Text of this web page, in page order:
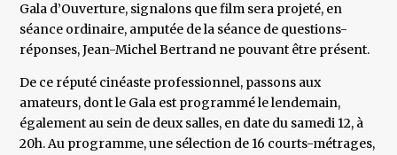
Gala d’Ouverture, signalons que film sera projeté, en
séance ordinaire, amputée de la séance de questions-
réponses, Jean-Michel Bertrand ne pouvant être présent.
De ce réputé cinéaste professionnel, passons aux
amateurs, dont le Gala est programmé le lendemain,
également au sein de deux salles, en date du samedi 12, à
20h. Au programme, une sélection de 16 courts-métrages,